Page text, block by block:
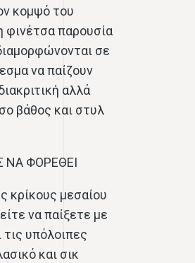
κομψό του
φινέτσα παρουσία
σε
να παίζουν
αλλά
βάθος και στυλ
ΦΟΡΕΘΕΙ
κρίκους μεσαίου
να παίξετε με
υπόλοιπες
και σικ